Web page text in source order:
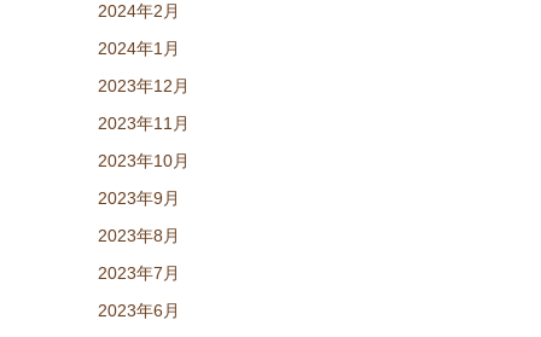
2024年2月
2024年1月
2023年12月
2023年11月
2023年10月
2023年9月
2023年8月
2023年7月
2023年6月